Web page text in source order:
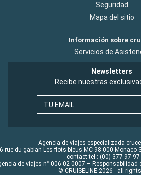
Seguridad
Mapa del sitio
Información sobre
Servicios de
Newsletters
Recibe nuestras
TU EMAIL
Agencia de viajes especializada
rue du gabian Les flots bleus MC 98 000 Monaco
contact tel : (00) 377 97 97
de viajes n° 006 02 0007 – Responsabilidad
© CRUISELINE 2026 - all